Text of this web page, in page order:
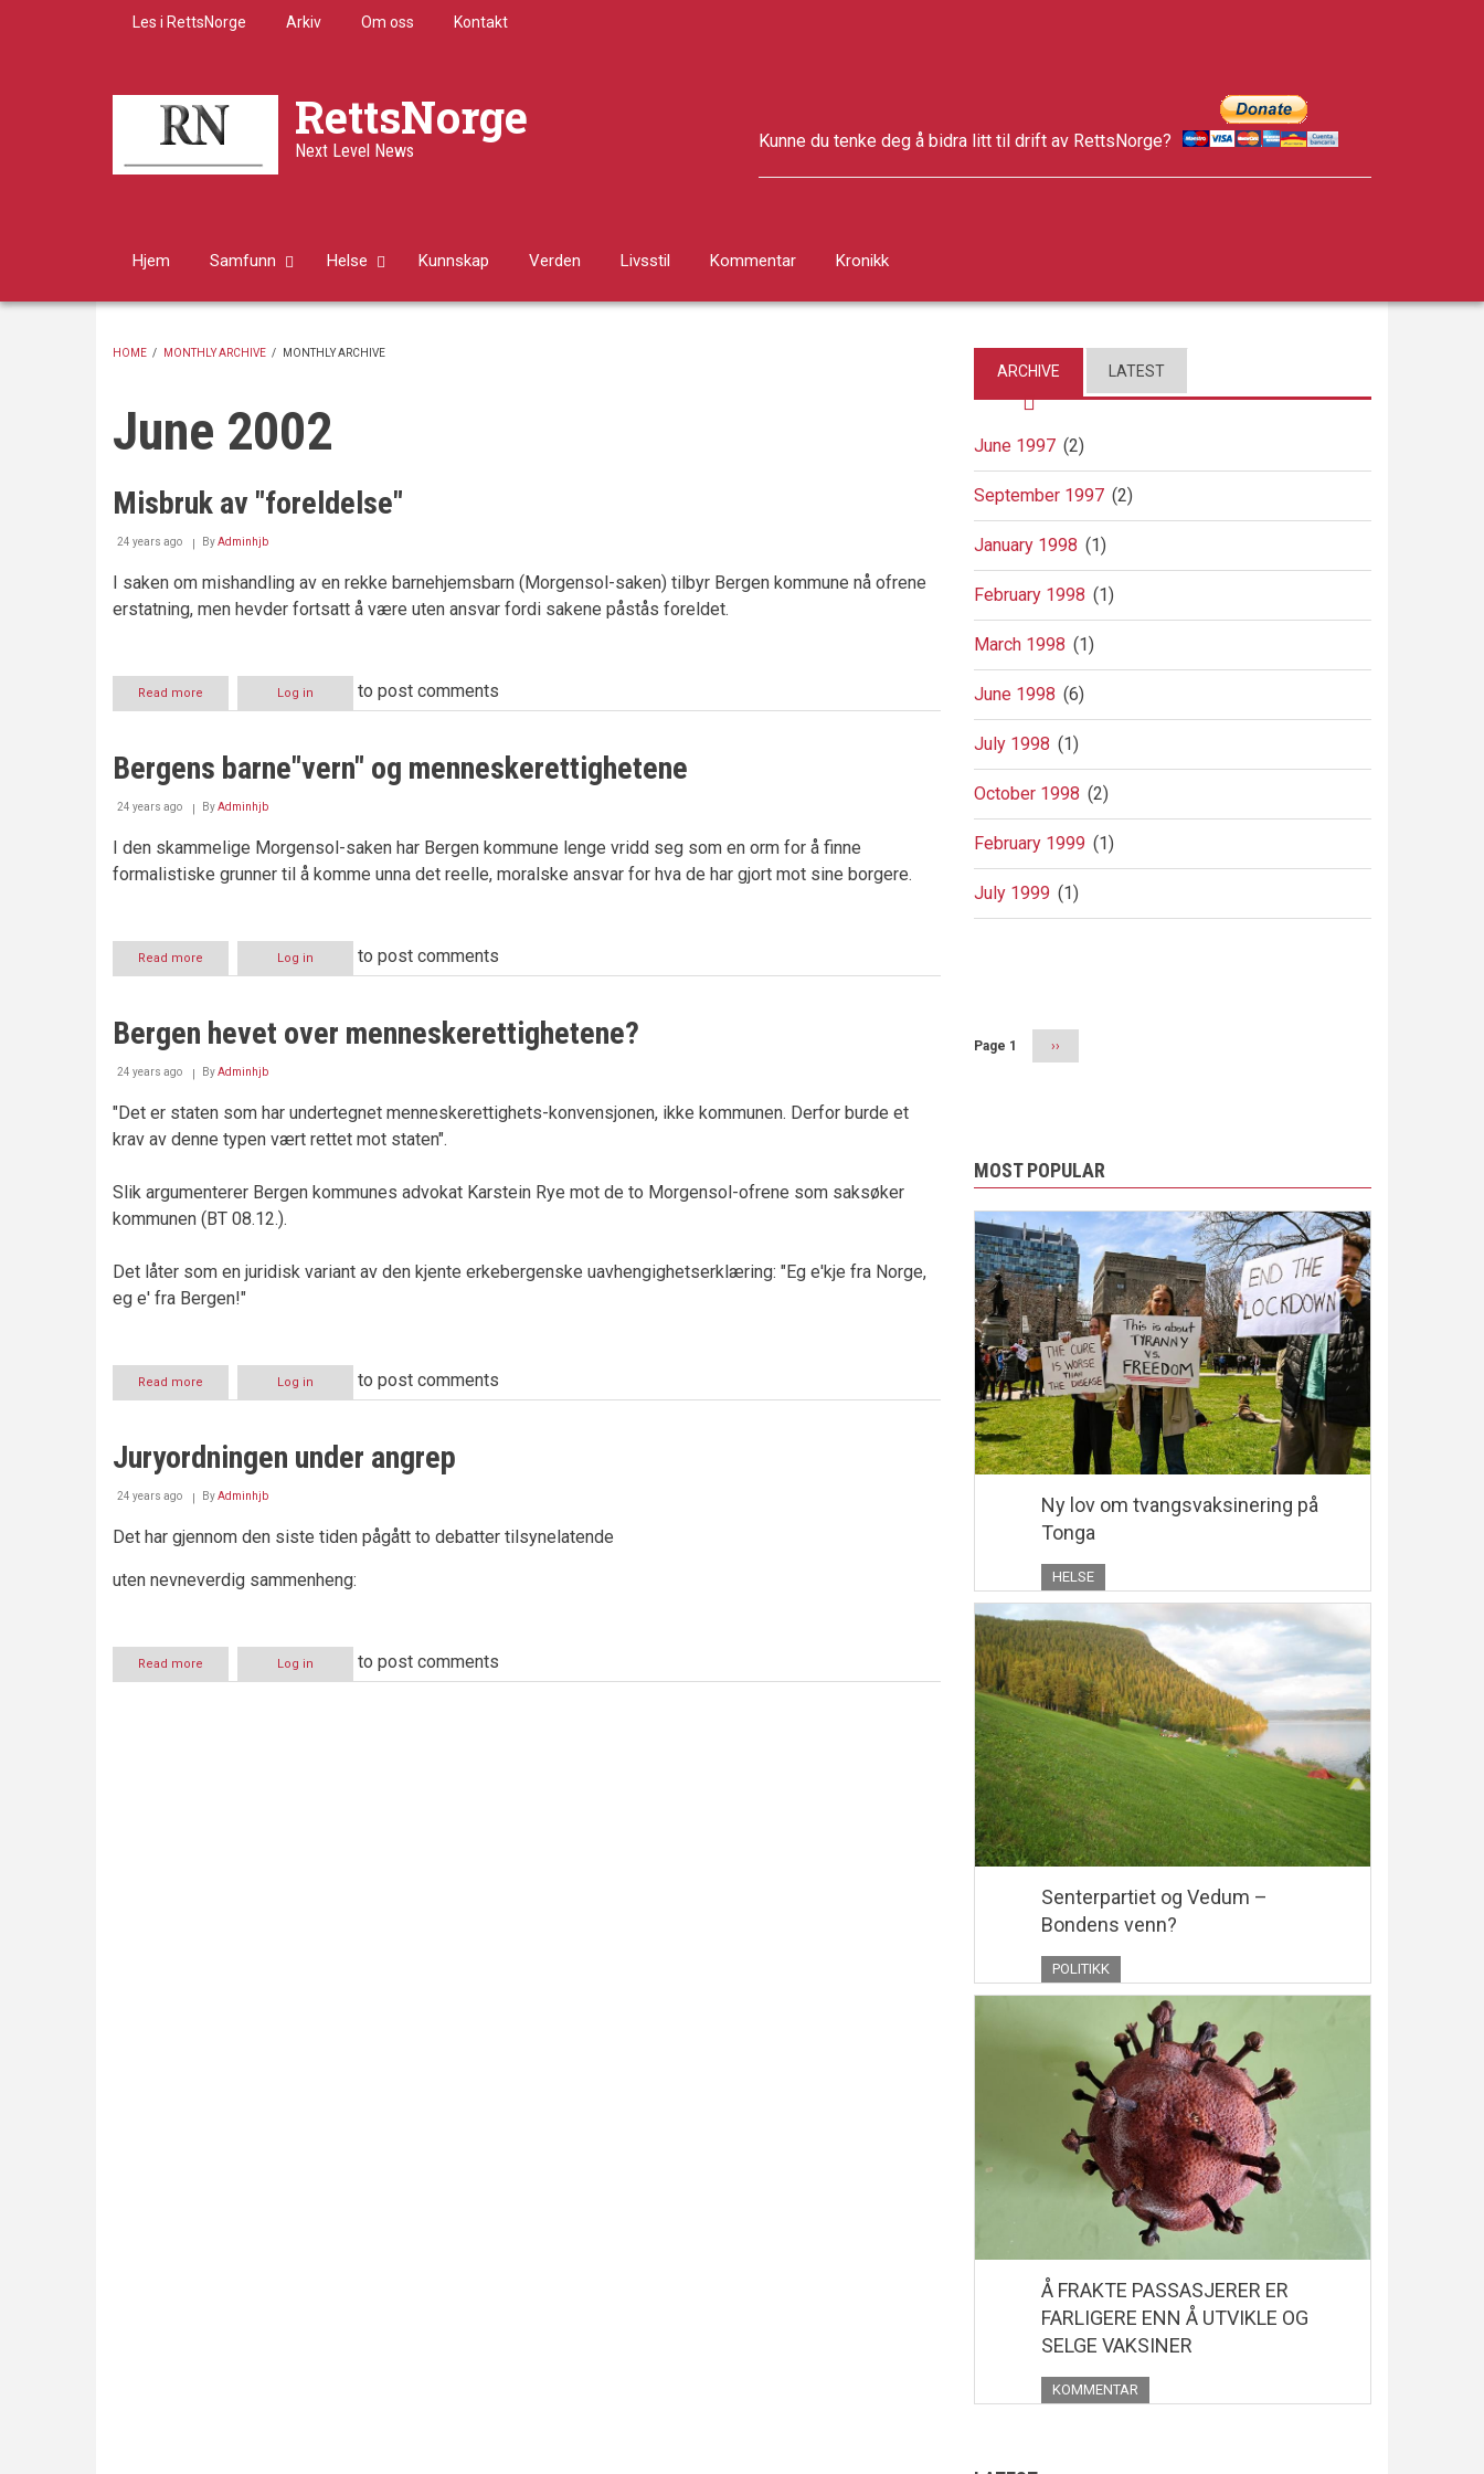
Les i RettsNorge Arkiv Om oss Kontakt
RettsNorge
Next Level News Kunne du tenke deg å bidra litt til drift av RettsNorge?
Hjem Samfunn Helse Kunnskap Verden Livsstil Kommentar Kronikk
HOME / MONTHLY ARCHIVE / MONTHLY ARCHIVE
June 2002
Misbruk av "foreldelse"
24 years ago ByAdminhjb
I saken om mishandling av en rekke barnehjemsbarn (Morgensol-saken) tilbyr Bergen kommune nå ofrene
erstatning, men hevder fortsatt å være uten ansvar fordi sakene påstås foreldet.
Read more
Misbruk
Log in to post comments
Bergens barne"vern" og menneskerettighetene
24 years ago ByAdminhjb
I den skammelige Morgensol-saken har Bergen kommune lenge vridd seg som en orm for å finne
formalistiske grunner til å komme unna det reelle, moralske ansvar for hva de har gjort mot sine borgere.
Read more
Bergens
menneskerettighetene
Log in to post comments
Bergen hevet over menneskerettighetene?
24 years ago ByAdminhjb
"Det er staten som har undertegnet menneskerettighets-konvensjonen, ikke kommunen. Derfor burde et
krav av denne typen vært rettet mot staten".
Slik argumenterer Bergen kommunes advokat Karstein Rye mot de to Morgensol-ofrene som saksøker
kommunen (BT 08.12.).
Det låter som en juridisk variant av den kjente erkebergenske uavhengighetserklæring: "Eg e'kje fra Norge,
eg e' fra Bergen!"
Read more
Bergen
menneskerettighetene?
Log in to post comments
Juryordningen under angrep
24 years ago ByAdminhjb
Det har gjennom den siste tiden pågått to debatter tilsynelatende
uten nevneverdig sammenheng:
Read more
Juryordningen
Log in to post comments
ARCHIVE LATEST
June 1997 (2)
September 1997 (2)
January 1998 (1)
February 1998 (1)
March 1998 (1)
June 1998 (6)
July 1998 (1)
October 1998 (2)
February 1999 (1)
July 1999 (1)
Page 1
Next
page
››
MOST POPULAR
Ny lov om tvangsvaksinering på
Tonga
HELSE
Senterpartiet og Vedum –
Bondens venn?
POLITIKK
Å FRAKTE PASSASJERER ER
FARLIGERE ENN Å UTVIKLE OG
SELGE VAKSINER
KOMMENTAR